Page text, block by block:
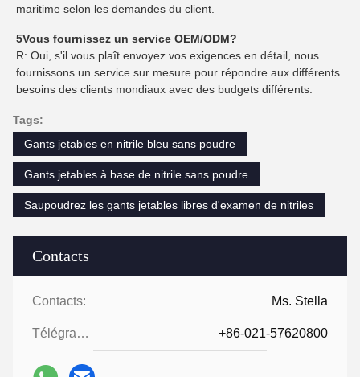
Contacts
Contacts: Ms. Stella
Télégramme: +86-021-57620800
maritime selon les demandes du client.
5Vous fournissez un service OEM/ODM?
R: Oui, s'il vous plaît envoyez vos exigences en détail, nous
fournissons un service sur mesure pour répondre aux différents
besoins des clients mondiaux avec des budgets différents.
Tags:
Gants jetables en nitrile bleu sans poudre
Gants jetables à base de nitrile sans poudre
Saupoudrez les gants jetables libres d'examen de nitriles